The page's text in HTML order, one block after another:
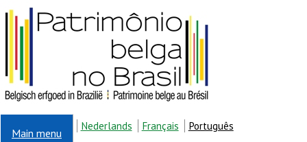
Pular para o conteúdo principal
Main menu
Nederlands Français Português